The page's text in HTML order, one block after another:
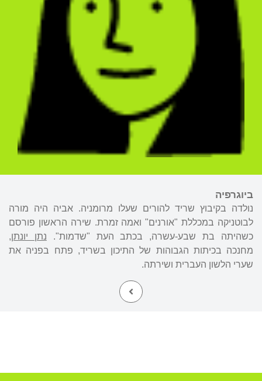
ביוגרפיה
נולדה בקיבוץ שריד להורים שעלו מרומניה. אביה היה מורה
לבוטניקה במכללת "אורנים" ואמה זמרת. שירה הראשון פורסם
כשהיתה בת שבע-עשרה, בכתב העת "שדמות". נתן יונתן,
מחנכה בכיתות הגבוהות של התיכון בשריד, פתח בפניה את
שערי הלשון העברית ושירתה.